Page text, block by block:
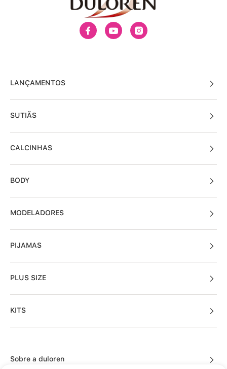
LANÇAMENTOS
SUTIÃS
CALCINHAS
BODY
MODELADORES
PIJAMAS
PLUS SIZE
KITS
Sobre a duloren